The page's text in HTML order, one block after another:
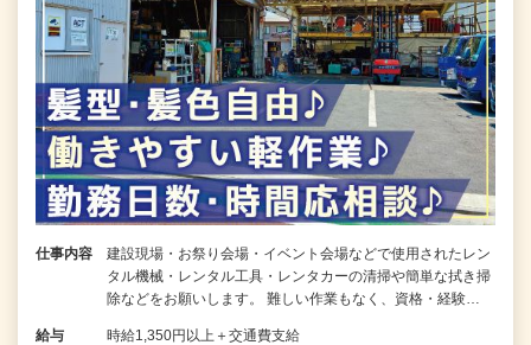
仕事内容
建設現場・お祭り会場・イベント会場などで使用されたレン
タル機械・レンタル工具・レンタカーの清掃や簡単な拭き掃
除などをお願いします。 難しい作業もなく、資格・経験…
給与 時給1,350円以上＋交通費支給